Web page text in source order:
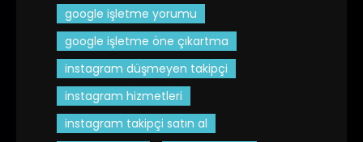
google işletme yorumu
google işletme öne çıkartma
instagram düşmeyen takipçi
instagram hizmetleri
instagram takipçi satın al